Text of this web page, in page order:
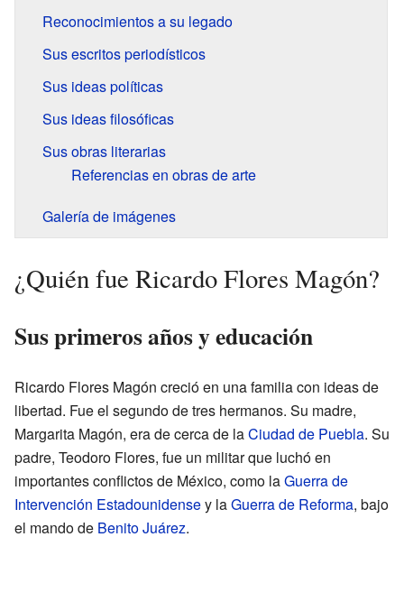
Reconocimientos a su legado
Sus escritos periodísticos
Sus ideas políticas
Sus ideas filosóficas
Sus obras literarias
Referencias en obras de arte
Galería de imágenes
¿Quién fue Ricardo Flores Magón?
Sus primeros años y educación
Ricardo Flores Magón creció en una familia con ideas de
libertad. Fue el segundo de tres hermanos. Su madre,
Margarita Magón, era de cerca de laCiudad de Puebla. Su
padre, Teodoro Flores, fue un militar que luchó en
importantes conflictos de México, como laGuerra de
Intervención Estadounidensey laGuerra de Reforma, bajo
el mando de Benito Juárez.